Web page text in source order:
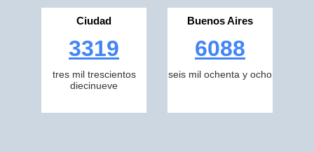
Ciudad
3319
tres mil trescientos
diecinueve
Buenos Aires
6088
seis mil ochenta y ocho